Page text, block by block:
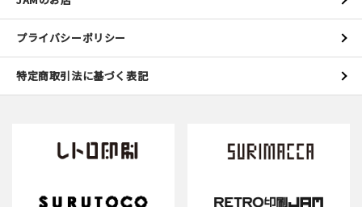
プライバシーポリシー
特定商取引法に基づく表記